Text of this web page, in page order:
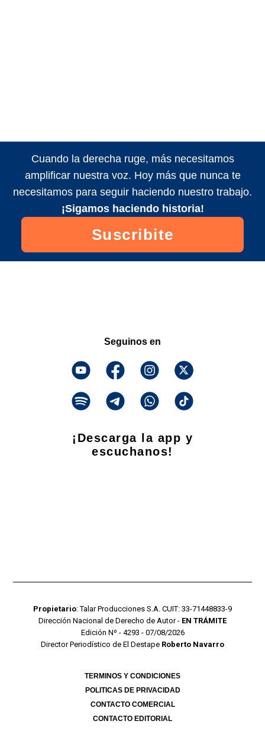
Cuando la derecha ruge, más necesitamos
amplificar nuestra voz. Hoy más que nunca te
necesitamos para seguir haciendo nuestro trabajo.
¡Sigamos haciendo historia!
Suscribite
Seguinos en
¡Descarga la app y
escuchanos!
Propietario: Talar Producciones S.A. CUIT: 33-71448833-9
Dirección Nacional de Derecho de Autor - EN TRÁMITE
Edición Nº - 4293 - 07/08/2026
Director Periodístico de El Destape Roberto Navarro
TERMINOS Y CONDICIONES
POLITICAS DE PRIVACIDAD
CONTACTO COMERCIAL
CONTACTO EDITORIAL